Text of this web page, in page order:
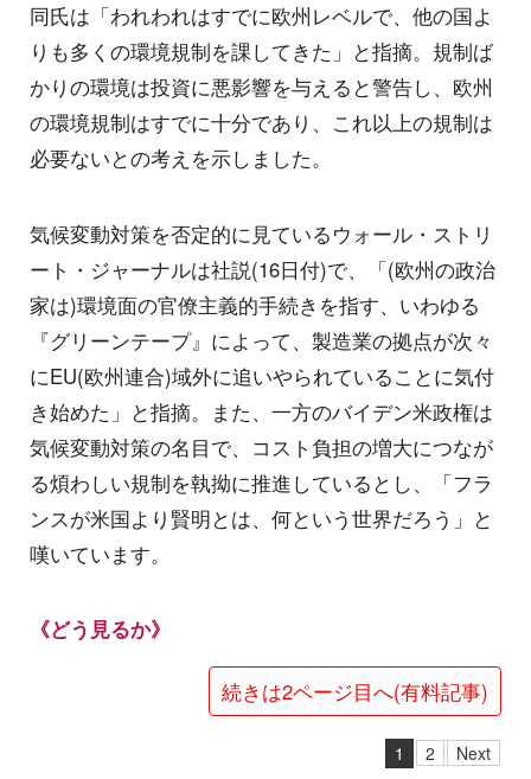
同氏は「われわれはすでに欧州レベルで、他の国よ
りも多くの環境規制を課してきた」と指摘。規制ば
かりの環境は投資に悪影響を与えると警告し、欧州
の環境規制はすでに十分であり、これ以上の規制は
必要ないとの考えを示しました。
気候変動対策を否定的に見ているウォール・ストリ
ート・ジャーナルは社説(16日付)で、「(欧州の政治
家は)環境面の官僚主義的手続きを指す、いわゆる
『グリーンテープ』によって、製造業の拠点が次々
にEU(欧州連合)域外に追いやられていることに気付
き始めた」と指摘。また、一方のバイデン米政権は
気候変動対策の名目で、コスト負担の増大につなが
る煩わしい規制を執拗に推進しているとし、「フラ
ンスが米国より賢明とは、何という世界だろう」と
嘆いています。
《どう見るか》
続きは2ページ目へ(有料記事)
1 2 Next